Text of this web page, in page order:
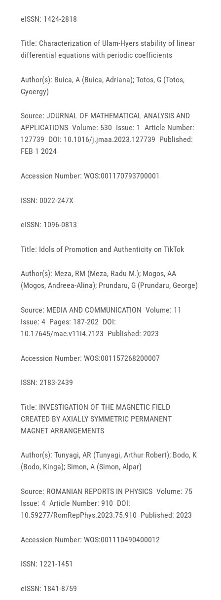
eISSN: 1424-2818
Title: Characterization of Ulam-Hyers stability of linear
differential equations with periodic coefficients
Author(s): Buica, A (Buica, Adriana); Totos, G (Totos,
Gyoergy)
Source: JOURNAL OF MATHEMATICAL ANALYSIS AND
APPLICATIONS Volume: 530 Issue: 1 Article Number:
127739 DOI: 10.1016/j.jmaa.2023.127739 Published:
FEB 1 2024
Accession Number: WOS:001170793700001
ISSN: 0022-247X
eISSN: 1096-0813
Title: Idols of Promotion and Authenticity on TikTok
Author(s): Meza, RM (Meza, Radu M.); Mogos, AA
(Mogos, Andreea-Alina); Prundaru, G (Prundaru, George)
Source: MEDIA AND COMMUNICATION Volume: 11
Issue: 4 Pages: 187-202 DOI:
10.17645/mac.v11i4.7123 Published: 2023
Accession Number: WOS:001157268200007
ISSN: 2183-2439
Title: INVESTIGATION OF THE MAGNETIC FIELD
CREATED BY AXIALLY SYMMETRIC PERMANENT
MAGNET ARRANGEMENTS
Author(s): Tunyagi, AR (Tunyagi, Arthur Robert); Bodo, K
(Bodo, Kinga); Simon, A (Simon, Alpar)
Source: ROMANIAN REPORTS IN PHYSICS Volume: 75
Issue: 4 Article Number: 910 DOI:
10.59277/RomRepPhys.2023.75.910 Published: 2023
Accession Number: WOS:001110490400012
ISSN: 1221-1451
eISSN: 1841-8759